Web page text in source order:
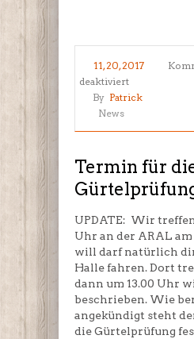
11, 20, 2017
deaktiviertfür
Termin
Gürtelprüfung
2018
By Patrick
News
Termin für
UPDATE: Wir treffen
Uhr an der ARAL
will darf natürlich
Halle fahren. Dort
dann um 13.00 Uhr
beschrieben. Wie
angekündigt steht
die Gürtelprüfung